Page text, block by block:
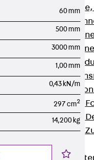
RG
RGM
RGS
RGL
RI
RIS
Kabelrinnen-
Kabelrinnen-
Kabelrinnen-
Gitterbahnen
Zurück
60 mm
500 mm
3000 mm
1,00 mm
0,43 kN/m
297 cm2
14,200 kg